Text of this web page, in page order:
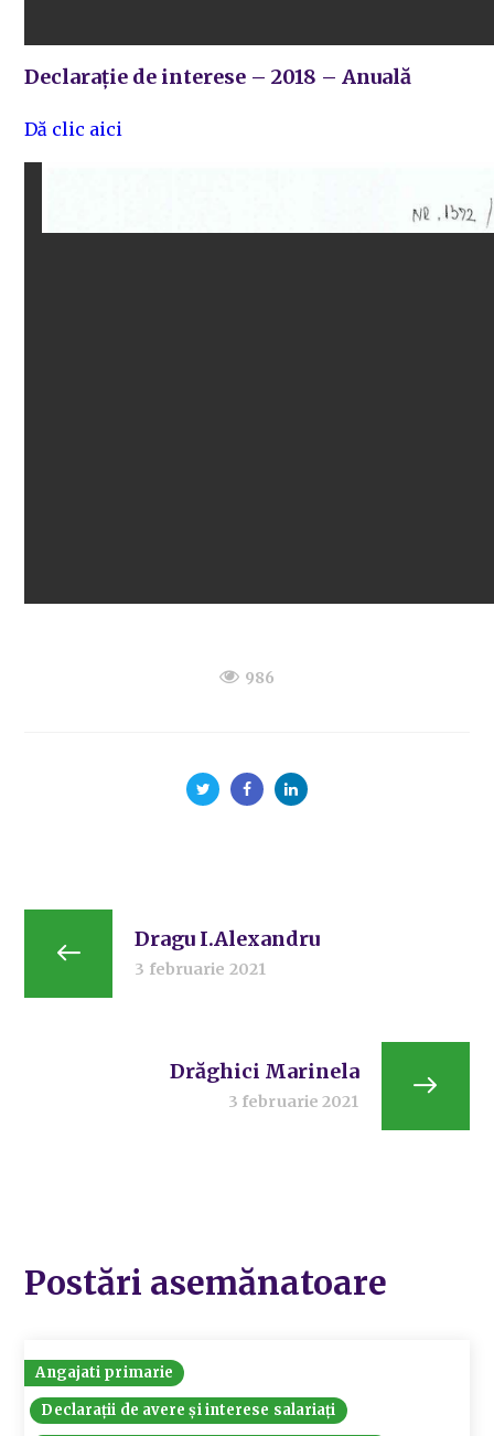
Declarație de interese – 2018 – Anuală
Dă clic aici
986
Dragu I.Alexandru
3 februarie 2021
Drăghici Marinela
3 februarie 2021
Postări asemănatoare
Angajati primarie
Declarații de avere și interese salariați